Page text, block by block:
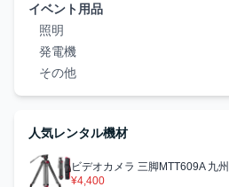
イベント用品
照明
発電機
その他
人気レンタル機材
ビデオカメラ 三脚MTT609A 九
¥4,400